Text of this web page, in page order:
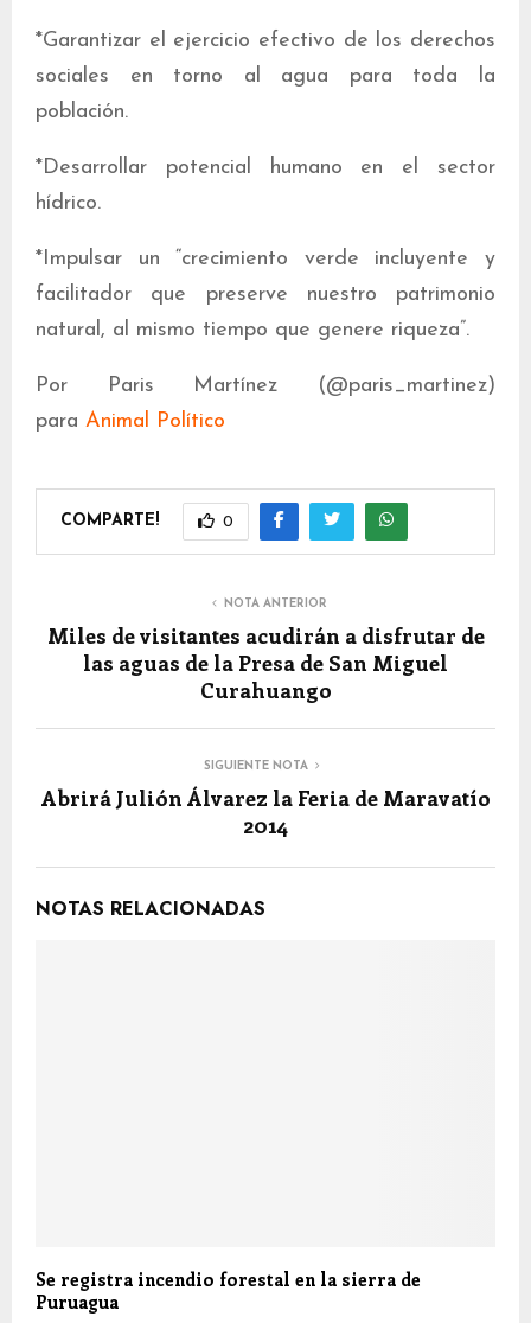
*Garantizar el ejercicio efectivo de los derechos
sociales en torno al agua para toda la
población.
*Desarrollar potencial humano en el sector
hídrico.
*Impulsar un “crecimiento verde incluyente y
facilitador que preserve nuestro patrimonio
natural, al mismo tiempo que genere riqueza”.
Por Paris Martínez (@paris_martinez)
para Animal Político
COMPARTE! 0
NOTA ANTERIOR
Miles de visitantes acudirán a disfrutar de
las aguas de la Presa de San Miguel
Curahuango
SIGUIENTE NOTA
Abrirá Julión Álvarez la Feria de Maravatío
2014
NOTAS RELACIONADAS
Se registra incendio forestal en la sierra de
Puruagua